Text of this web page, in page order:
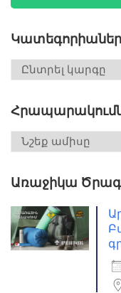
Կատեգորիաներ
Առաջիկա